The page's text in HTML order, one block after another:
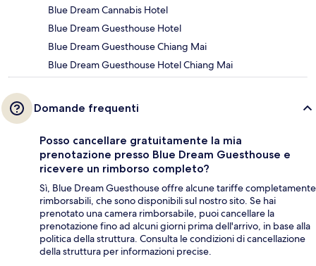
Blue Dream Cannabis Hotel
Blue Dream Guesthouse Hotel
Blue Dream Guesthouse Chiang Mai
Blue Dream Guesthouse Hotel Chiang Mai
Domande frequenti
Posso cancellare gratuitamente la mia
prenotazione presso Blue Dream Guesthouse e
ricevere un rimborso completo?
Sì, Blue Dream Guesthouse offre alcune tariffe completamente
rimborsabili, che sono disponibili sul nostro sito. Se hai
prenotato una camera rimborsabile, puoi cancellare la
prenotazione fino ad alcuni giorni prima dell'arrivo, in base alla
politica della struttura. Consulta le condizioni di cancellazione
della struttura per informazioni precise.